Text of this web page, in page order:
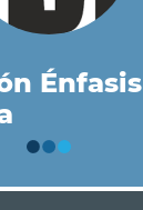
Énfasis